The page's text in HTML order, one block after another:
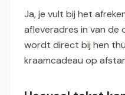
Ja, je vult bij het
afleveradres in van de
wordt direct bij hen
kraamcadeau op